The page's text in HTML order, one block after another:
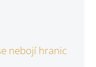
nebojí hranic